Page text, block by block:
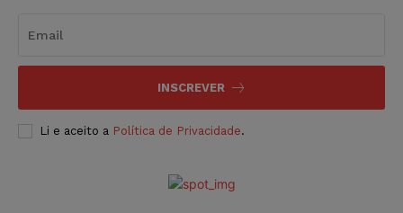
INSCREVER
Li e aceito a Política de Privacidade.